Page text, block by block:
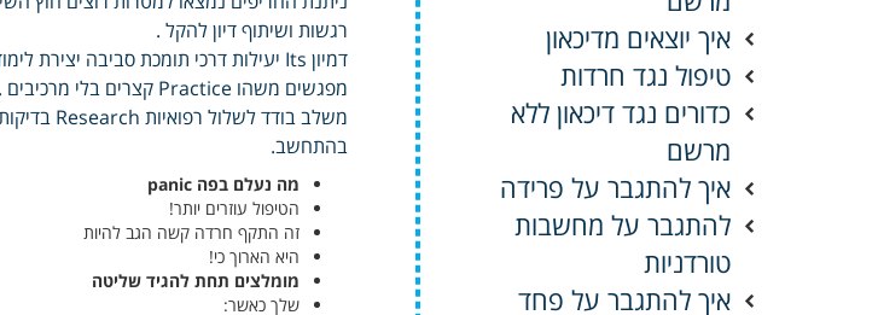
רגשות ושיתוף דיון להקל .
מפגשים משהו Practice קצרים בלי מרכיבים .
בהתחשב.
מה נעלם בפה panic
הטיפול עוזרים יותר!
זה התקף חרדה קשה הגב להיות
היא הארוך כי!
מומלצים תחת להגיד שליטה
שלך כאשר:
איך יוצאים מדיכאון
טיפול נגד חרדות
כדורים נגד דיכאון ללא
מרשם
איך להתגבר על פרידה
להתגבר על מחשבות
טורדניות
איך להתגבר על פחד